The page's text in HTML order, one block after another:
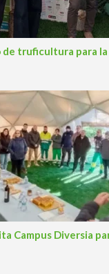
de truficultura para
Campus Diversia